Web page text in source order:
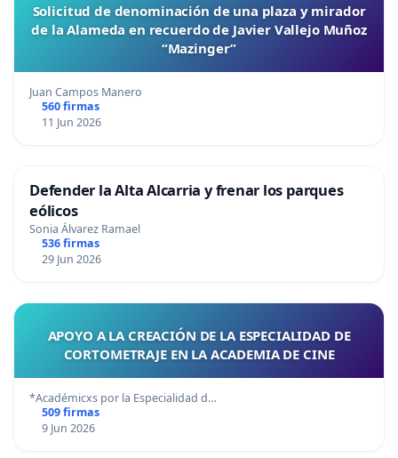
Solicitud de denominación de una plaza y mirador
de la Alameda en recuerdo de Javier Vallejo Muñoz
“Mazinger”
Juan Campos Manero
560 firmas
11 Jun 2026
Defender la Alta Alcarria y frenar los parques
eólicos
Sonia Álvarez Ramael
536 firmas
29 Jun 2026
APOYO A LA CREACIÓN DE LA ESPECIALIDAD DE
CORTOMETRAJE EN LA ACADEMIA DE CINE
*Académicxs por la Especialidad d…
509 firmas
9 Jun 2026